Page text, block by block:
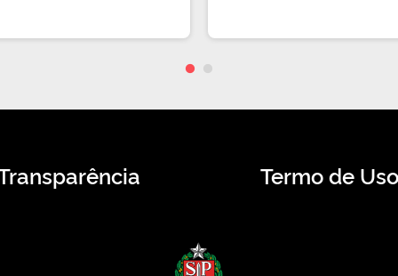
Termo de Uso